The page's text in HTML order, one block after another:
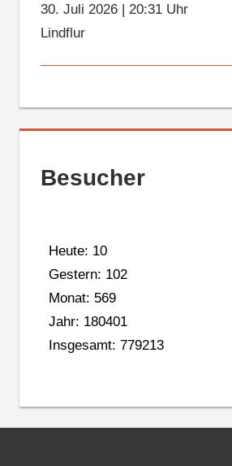
30. Juli 2026| 20:31 Uhr
Lindflur
Besucher
Heute: 10
Gestern: 102
Monat: 569
Jahr: 180401
Insgesamt: 779213